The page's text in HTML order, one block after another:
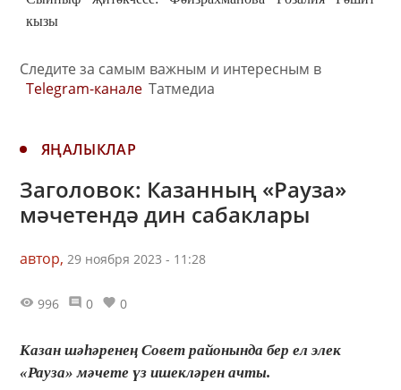
кызы
Следите за самым важным и интересным в
Telegram-канале Татмедиа
ЯҢАЛЫКЛАР
Заголовок: Казанның «Рауза»
мәчетендә дин сабаклары
автор, 29 ноября 2023 - 11:28
996 0 0
Казан шәһәренең Совет районында бер ел элек
«Рауза» мәчете үз ишекләрен ачты.